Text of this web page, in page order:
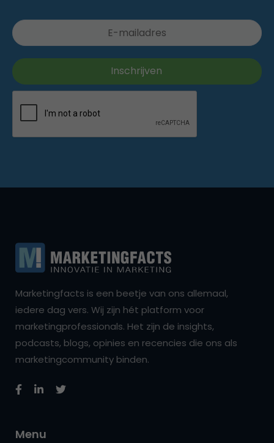
Marketingfacts is een beetje van ons allemaal,
iedere dag vers. Wij zijn hét platform voor
marketingprofessionals. Het zijn de insights,
podcasts, blogs, opinies en recencies die ons als
marketingcommunity binden.
Menu